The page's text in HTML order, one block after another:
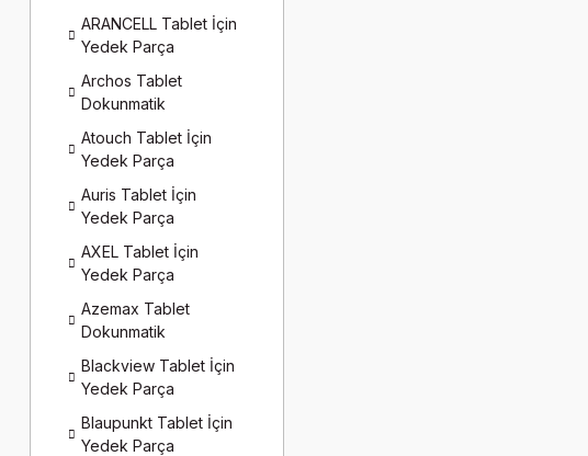
ARANCELL Tablet İçin
Yedek Parça
Archos Tablet
Dokunmatik
Atouch Tablet İçin
Yedek Parça
Auris Tablet İçin
Yedek Parça
AXEL Tablet İçin
Yedek Parça
Azemax Tablet
Dokunmatik
Blackview Tablet İçin
Yedek Parça
Blaupunkt Tablet İçin
Yedek Parça